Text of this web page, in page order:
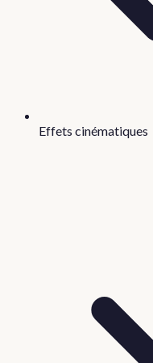
Effets cinématiques